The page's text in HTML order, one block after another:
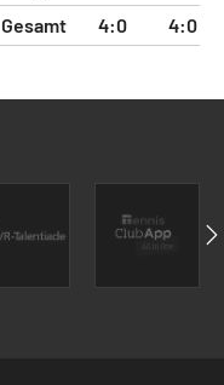
Gesamt
4:0 4:0